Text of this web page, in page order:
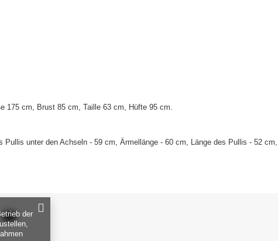
175 cm, Brust 85 cm, Taille 63 cm, Hüfte 95 cm.
unter den Achseln - 59 cm, Ärmellänge - 60 cm, Länge des Pullis - 52
der